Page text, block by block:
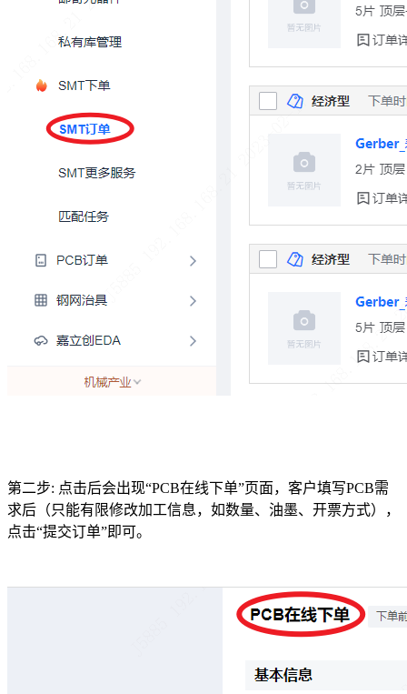
第二步: 点击后会出现“PCB在线下单”页面，客户填写PCB需
求后（只能有限修改加工信息，如数量、油墨、开票方式），
点击“提交订单”即可。